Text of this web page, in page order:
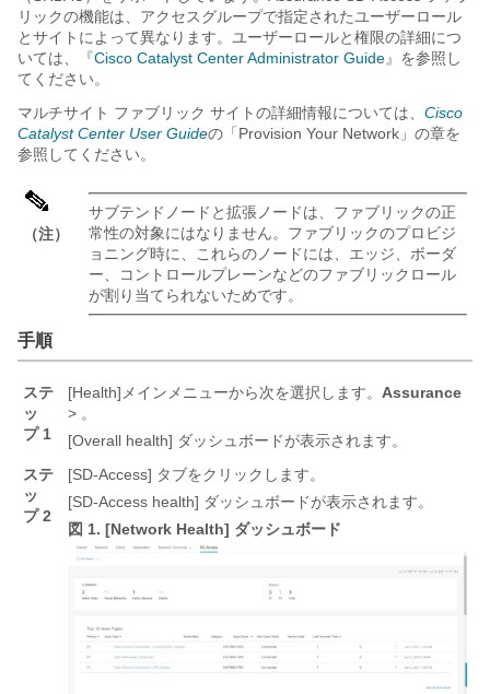
リックの機能は、アクセスグループで指定されたユーザーロール
とサイトによって異なります。ユーザーロールと権限の詳細につ
いては、『Cisco Catalyst Center Administrator Guide』を参照し
てください。
マルチサイト ファブリック サイトの詳細情報については、 Cisco
Catalyst Center User Guideの「Provision Your Network」の章を
参照してください。
（注）
サブテンドノードと拡張ノードは、ファブリックの正
常性の対象にはなりません。ファブリックのプロビジ
ョニング時に、これらのノードには、エッジ、ボーダ
ー、コントロールプレーンなどのファブリックロール
が割り当てられないためです。
手順
ステ
ッ
プ 1
[Health] メインメニューから次を選択します。 Assurance
> 。
[Overall health] ダッシュボードが表示されます。
ステ
ッ
プ 2
[SD-Access] タブをクリックします。
[SD-Access health] ダッシュボードが表示されます。
図 1. [Network Health] ダッシュボード